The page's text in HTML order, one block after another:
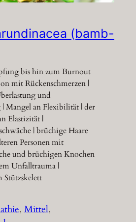
(bamb-
bis hin zum Burnout
mit Rückenschmerzen |
und
| Mangel an Flexibilität | der
Elastizität |
| brüchige Haare
Personen mit
und brüchigen Knochen
Unfalltrauma |
Stützskelett
, Mittel